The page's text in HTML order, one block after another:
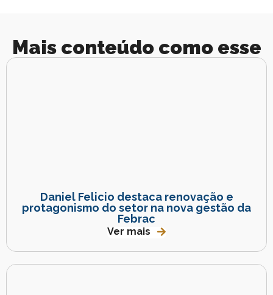
Mais conteúdo como esse
Daniel Felicio destaca renovação e
protagonismo do setor na nova gestão da
Febrac
Ver mais